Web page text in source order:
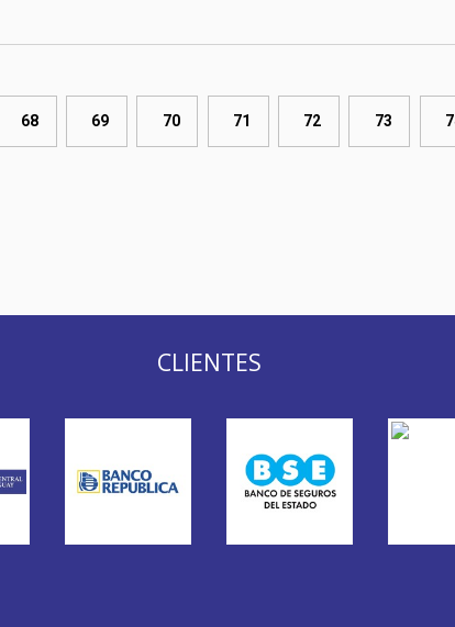
68 69 70 71 72 73
CLIENTES